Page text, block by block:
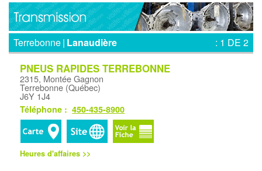
Terrebonne| Lanaudière : 1 DE 2
PNEUS RAPIDES TERREBONNE
2315, Montée Gagnon
Terrebonne (Québec)
J6Y 1J4
Téléphone :450-435-8900
Heures d'affaires >>